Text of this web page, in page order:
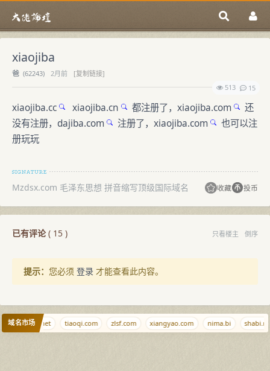
xiaojiba
爸 (62243) 2月前
[复制链接]
513
15
xiaojiba.cc xiaojiba.cn 都注册了， xiaojiba.com
还
没有注册， dajiba.com 注册了， xiaojiba.com
也可以注
册玩玩
Mzdsx.com 毛泽东思想 拼音缩写顶级国际域名 收藏 投币
已有评论( 15 ) 只看楼主 倒序
提示： 您必须 登录 才能查看此内容。
域名市场qjqj.net tiaoqi.com zlsf.com xiangyao.com nima.bi